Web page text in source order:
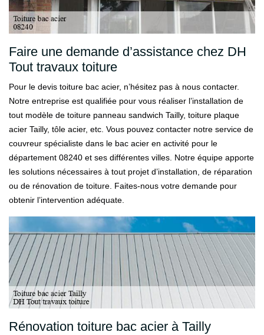
Faire une demande d’assistance chez DH
Tout travaux toiture
Pour le devis toiture bac acier, n’hésitez pas à nous contacter.
Notre entreprise est qualifiée pour vous réaliser l’installation de
tout modèle de toiture panneau sandwich Tailly, toiture plaque
acier Tailly, tôle acier, etc. Vous pouvez contacter notre service de
couvreur spécialiste dans le bac acier en activité pour le
département 08240 et ses différentes villes. Notre équipe apporte
les solutions nécessaires à tout projet d’installation, de réparation
ou de rénovation de toiture. Faites-nous votre demande pour
obtenir l’intervention adéquate.
Rénovation toiture bac acier à Tailly